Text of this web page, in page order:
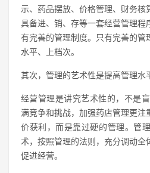
示、药品摆放、价格管理、财务核
具备进、销、存等一套经营管理程
有完善的管理制度。只有完善的管
水平、上档次。
其次，管理的艺术性是提高管理水
经营管理是讲究艺术性的，不是
满竞争和挑战，加强药店管理更注
价获利，而是靠过硬的管理。管
术，按照管理的法则，充分调动全
促进经营。